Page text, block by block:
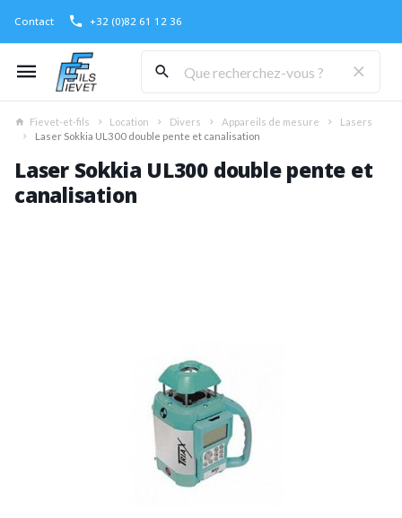
Contact +32 (0)82 61 12 36
Fievet-et-fils Location Divers Appareils de mesure
Lasers
Laser Sokkia UL300 double pente et canalisation
Laser Sokkia UL300 double pente et
canalisation